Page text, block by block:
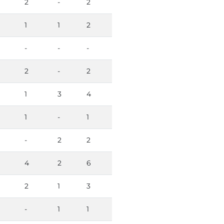
2 - 2
1 1 2
- - -
2 - 2
1 3 4
1 - 1
- 2 2
4 2 6
2 1 3
- 1 1